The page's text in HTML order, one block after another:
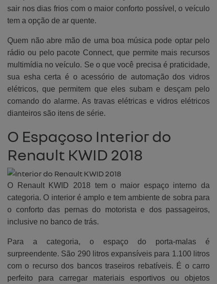
sair nos dias frios com o maior conforto possível, o veículo
tem a opção de ar quente.
Quem não abre mão de uma boa música pode optar pelo
rádio ou pelo pacote Connect, que permite mais recursos
multimídia no veículo. Se o que você precisa é praticidade,
sua esha certa é o acessório de automação dos vidros
elétricos, que permitem que eles subam e desçam pelo
comando do alarme. As travas elétricas e vidros elétricos
dianteiros são itens de série.
O Espaçoso Interior do
Renault KWID 2018
O Renault KWID 2018 tem o maior espaço interno da
categoria. O interior é amplo e tem ambiente de sobra para
o conforto das pernas do motorista e dos passageiros,
inclusive no banco de trás.
Para a categoria, o espaço do porta-malas é
surpreendente. São 290 litros expansíveis para 1.100 litros
com o recurso dos bancos traseiros rebatíveis. É o carro
perfeito para carregar materiais esportivos ou objetos